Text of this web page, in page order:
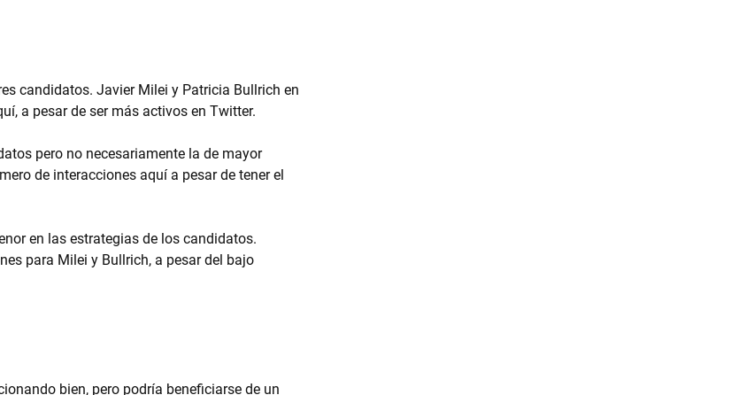
candidatos. Javier Milei y Patricia Bullrich en
a pesar de ser más activos en Twitter.
pero no necesariamente la de mayor
de interacciones aquí a pesar de tener el
en las estrategias de los candidatos.
para Milei y Bullrich, a pesar del bajo
bien, pero podría beneficiarse de un